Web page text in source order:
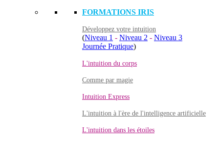
FORMATIONS IRIS
Développez votre intuition
(Niveau 1 - Niveau 2 - Niveau 3
Journée Pratique)
L'intuition du corps
Comme par magie
Intuition Express
L'intuition à l'ère de l'intelligence artificielle
L'intuition dans les étoiles